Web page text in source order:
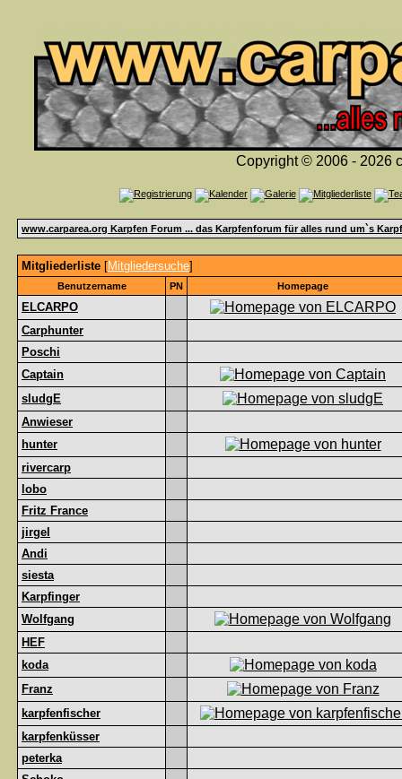
Copyright © 2006 - 2026
www.carparea.org Karpfen Forum ... das Karpfenforum für alles rund um`s
Mitgliederliste [Mitgliedersuche]
Benutzername PN Homepage
ELCARPO
Carphunter
Poschi
Captain
sludgE
Anwieser
hunter
rivercarp
lobo
Fritz France
jirgel
Andi
siesta
Karpfinger
Wolfgang
HEF
koda
Franz
karpfenfischer
karpfenküsser
peterka